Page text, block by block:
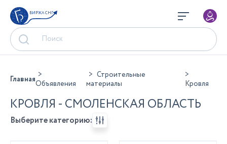
БИРЖА СНГ
ГлавнаяОбъявления
Строительные
материалы
Кровля
КРОВЛЯ - СМОЛЕНСКАЯ ОБЛАСТЬ
Выберите категорию: